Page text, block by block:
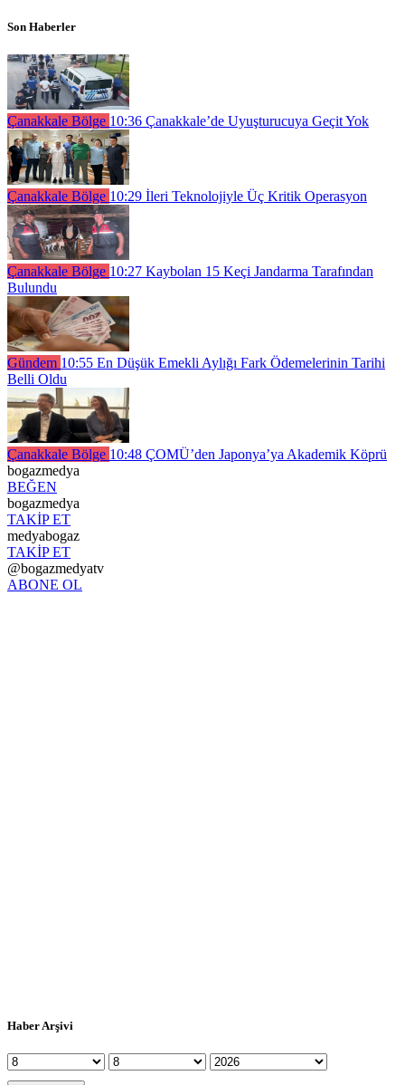
Son Haberler
Çanakkale Bölge 10:36 Çanakkale’de Uyuşturucuya Geçit Yok
Çanakkale Bölge 10:29 İleri Teknolojiyle Üç Kritik Operasyon
Çanakkale Bölge 10:27 Kaybolan 15 Keçi Jandarma Tarafından
Bulundu
Gündem 10:55 En Düşük Emekli Aylığı Fark Ödemelerinin Tarihi
Belli Oldu
Çanakkale Bölge 10:48 ÇOMÜ’den Japonya’ya Akademik Köprü
bogazmedya
BEĞEN
bogazmedya
TAKİP ET
medyabogaz
TAKİP ET
@bogazmedyatv
ABONE OL
Haber Arşivi